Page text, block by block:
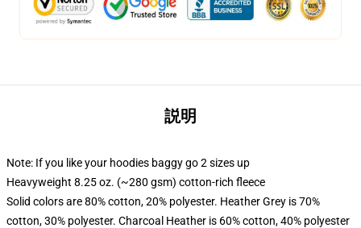
説明
Note: If you like your hoodies baggy go 2 sizes up
Heavyweight 8.25 oz. (~280 gsm) cotton-rich fleece
Solid colors are 80% cotton, 20% polyester. Heather Grey is 70%
cotton, 30% polyester. Charcoal Heather is 60% cotton, 40% polyester